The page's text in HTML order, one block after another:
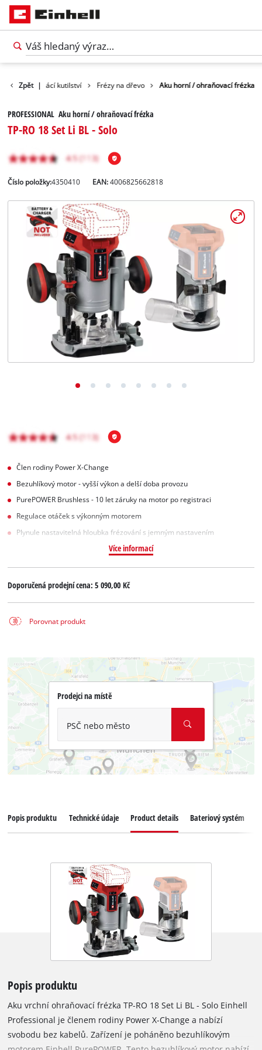
čeština
CSčeština
English
Zpět |
Domácí kutilství Frézy na dřevo Aku horní / ohraňovací frézka
PROFESSIONAL Aku horní / ohraňovací frézka
TP-RO 18 Set Li BL - Solo
Číslo položky:4350410 EAN:4006825662818
Člen rodiny Power X-Change
Bezuhlíkový motor - vyšší výkon a delší doba provozu
PurePOWER Brushless - 10 let záruky na motor po registraci
Regulace otáček s výkonným motorem
Plynule nastavitelná hloubka frézování s jemným nastavením
Více informací
Doporučená prodejní cena:5 090,00 Kč
Porovnat produkt
Prodejci na místě
PSČ nebo město
Popis produktu Technické údaje Product details Bateriový systém
Popis produktu
Aku vrchní ohraňovací frézka TP-RO 18 Set Li BL - Solo Einhell
Professional je členem rodiny Power X-Change a nabízí
svobodu bez kabelů. Zařízení je poháněno bezuhlíkovým